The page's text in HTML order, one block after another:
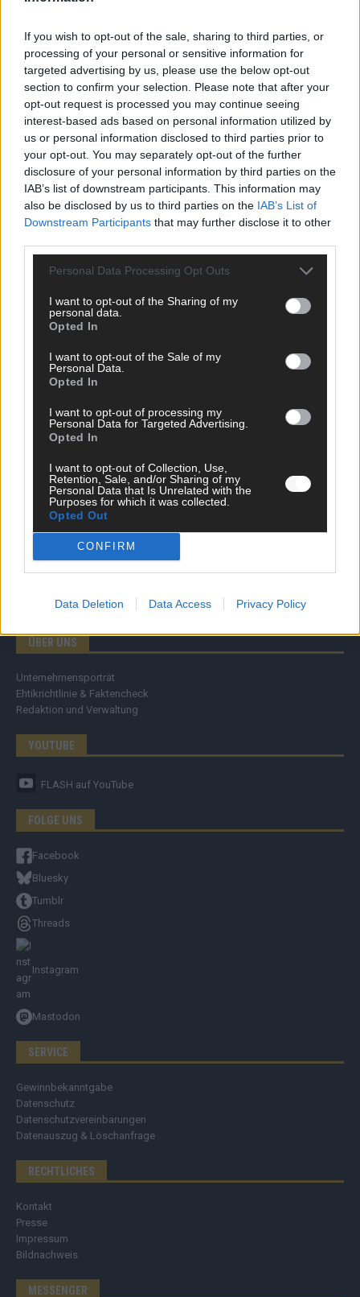
If you wish to opt-out of the sale, sharing to third parties, or
processing of your personal or sensitive information for
targeted advertising by us, please use the below opt-out
section to confirm your selection. Please note that after your
opt-out request is processed you may continue seeing
interest-based ads based on personal information utilized by
us or personal information disclosed to third parties prior to
your opt-out. You may separately opt-out of the further
disclosure of your personal information by third parties on the
IAB’s list of downstream participants. This information may
also be disclosed by us to third parties on the IAB’s List of
Downstream Participants that may further disclose it to other
Personal Data Processing Opt Outs
I want to opt-out of the Sharing of my
personal data.
Opted In
I want to opt-out of the Sale of my
Personal Data.
Opted In
I want to opt-out of processing my
Personal Data for Targeted Advertising.
Opted In
I want to opt-out of Collection, Use,
Retention, Sale, and/or Sharing of my
Personal Data that Is Unrelated with the
Purposes for which it was collected.
Opted Out
CONFIRM
Data Deletion Data Access Privacy Policy
SCHNELL ZUM RESSORT
Wirtschaft
Wissen
Kommentar
Eurovision
FLASH – DAS VIDEOPORTAL
ÜBER UNS
Unternehmensporträt
Ehtikrichtlinie & Faktencheck
Redaktion und Verwaltung
YOUTUBE
FLASH auf YouTube
FOLGE UNS
Facebook
Bluesky
Tumblr
Threads
Instagram
Mastodon
SERVICE
Gewinnbekanntgabe
Datenschutz
Datenschutzvereinbarungen
Datenauszug & Löschanfrage
RECHTLICHES
Kontakt
Presse
Impressum
Bildnachweis
MESSENGER